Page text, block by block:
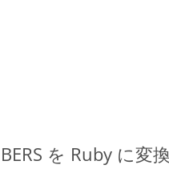
を Ruby に